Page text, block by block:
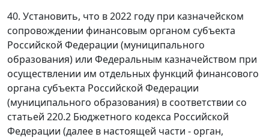
40. Установить, что в 2022 году при казначейском
сопровождении финансовым органом субъекта
Российской Федерации (муниципального
образования) или Федеральным казначейством при
осуществлении им отдельных функций финансового
органа субъекта Российской Федерации
(муниципального образования) в соответствии со
статьей 220.2 Бюджетного кодекса Российской
Федерации (далее в настоящей части - орган,